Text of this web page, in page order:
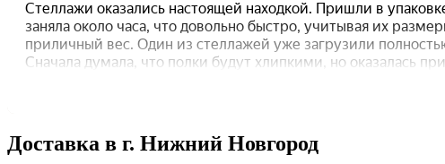
Доставка в г. Нижний Новгород